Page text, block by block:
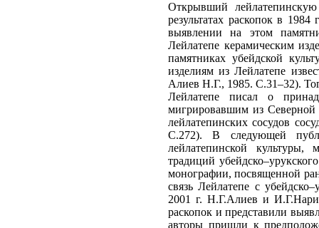
Открывший
результатах раскопок в
выявлении на этом
Лейлатепе керамическим
памятниках убейдской
изделиям из Лейлатепе
Алиев Н.Г., 1985. С.31–32).
Лейлатепе писал о
мигрировавшим из Северной
лейлатепинских сосудов
С.272). В следующей
лейлатепинской
традиций
монографии, посвященной
связь Лейлатепе с
2001 г. Н.Г.Алиев и
раскопок и представили
авторы пришли к